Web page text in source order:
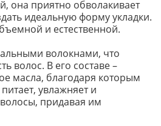
она приятно обволакивает
идеальную форму укладки.
и естественной.
волокнами, что
волос. В его составе –
масла, благодаря которым
увлажняет и
придавая им